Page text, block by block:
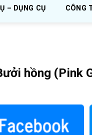
– DỤNG CỤ CÔNG
hồng (Pink